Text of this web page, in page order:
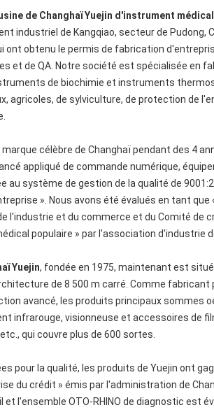
de Changhaï Yuejin d'instrument médical
industriel de Kangqiao, secteur de Pudong,
obtenu le permis de fabrication
et de QA. Notre société est spécialisée en
de biochimie et instruments
agricoles, de sylviculture, de protection de
célèbre de Changhaï pendant des 4
appliqué de commande numérique,
système de gestion de la qualité de
». Nous avons été évalués en tant
l'industrie et du commerce et du Comité de
populaire » par l'association d'industrie
Yuejin, fondée en 1975, maintenant est
de 8 500 m carré. Comme
avancé, les produits principaux sommes
infrarouge, visionneuse et accessoires de
qui couvre plus de 600 sortes.
pour la qualité, les produits de Yuejin ont
du crédit » émis par l'administration de
l'ensemble OTO-RHINO de diagnostic est